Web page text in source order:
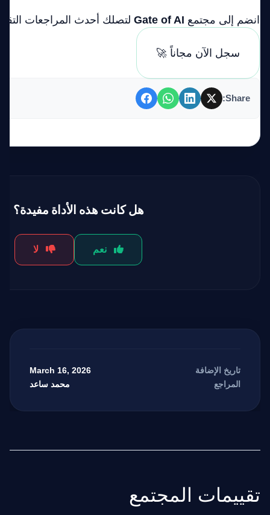
انضم إلى مجتمع Gate of AI لتصلك أحدث المراجعات
سجل الآن مجاناً 🚀
Share:
هل كانت هذه الأداة مفيدة؟
نعم لا
تاريخ الإضافة March 16, 2026
المراجع محمد ساعد
تقييمات المجتمع
مرشد بوابة الذكاء الاصطناعي